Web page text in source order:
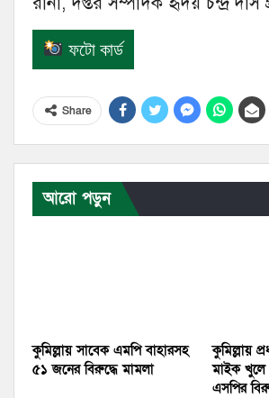
ফটো কার্ড
Share
আরো পড়ুন
কুমিল্লায় সাবেক এমপি বাহারসহ
৫১ জনের বিরুদ্ধে মামলা
কুমিল্লায়
মাইক
এসপির